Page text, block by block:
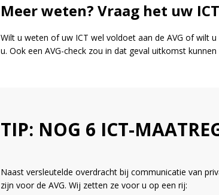
Meer weten? Vraag het uw
Wilt u weten of uw ICT wel voldoet aan de AVG of wilt
u. Ook een AVG-check zou in dat geval uitkomst
TIP: NOG 6 ICT-
Naast versleutelde overdracht bij communicatie van
zijn voor de AVG. Wij zetten ze voor u op een rij: